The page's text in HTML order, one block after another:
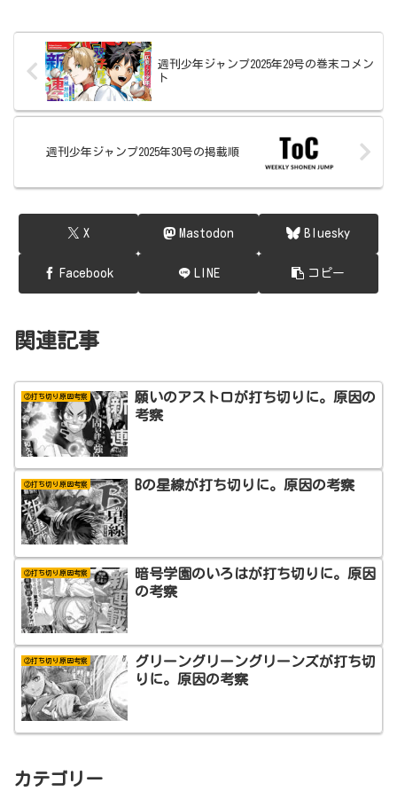
週刊少年ジャンプ2025年29号の巻末コメン
ト
週刊少年ジャンプ2025年30号の掲載順
X Mastodon Bluesky
Facebook LINE コピー
関連記事
②打ち切り原因考察
願いのアストロが打ち切りに。原因の
考察
②打ち切り原因考察 Bの星線が打ち切りに。原因の考察
②打ち切り原因考察
暗号学園のいろはが打ち切りに。原因
の考察
②打ち切り原因考察
グリーングリーングリーンズが打ち切
りに。原因の考察
カテゴリー